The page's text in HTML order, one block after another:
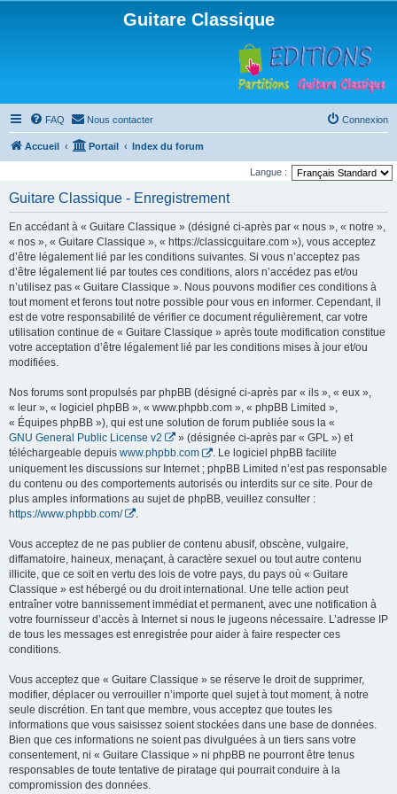
Guitare Classique
FAQ Nous contacter Connexion
Accueil Portail Index du forum
Langue :
Guitare Classique - Enregistrement
En accédant à « Guitare Classique » (désigné ci-après par « nous », « notre »,
« nos », « Guitare Classique », « https://classicguitare.com »), vous acceptez
d’être légalement lié par les conditions suivantes. Si vous n’acceptez pas
d’être légalement lié par toutes ces conditions, alors n’accédez pas et/ou
n’utilisez pas « Guitare Classique ». Nous pouvons modifier ces conditions à
tout moment et ferons tout notre possible pour vous en informer. Cependant, il
est de votre responsabilité de vérifier ce document régulièrement, car votre
utilisation continue de « Guitare Classique » après toute modification constitue
votre acceptation d’être légalement lié par les conditions mises à jour et/ou
modifiées.
Nos forums sont propulsés par phpBB (désigné ci-après par « ils », « eux »,
« leur », « logiciel phpBB », « www.phpbb.com », « phpBB Limited »,
« Équipes phpBB »), qui est une solution de forum publiée sous la «
GNU General Public License v2
» (désignée ci-après par « GPL ») et
téléchargeable depuis www.phpbb.com
. Le logiciel phpBB facilite
uniquement les discussions sur Internet ; phpBB Limited n’est pas responsable
du contenu ou des comportements autorisés ou interdits sur ce site. Pour de
plus amples informations au sujet de phpBB, veuillez consulter :
https://www.phpbb.com/
Vous acceptez de ne pas publier de contenu abusif, obscène, vulgaire,
diffamatoire, haineux, menaçant, à caractère sexuel ou tout autre contenu
illicite, que ce soit en vertu des lois de votre pays, du pays où « Guitare
Classique » est hébergé ou du droit international. Une telle action peut
entraîner votre bannissement immédiat et permanent, avec une notification à
votre fournisseur d’accès à Internet si nous le jugeons nécessaire. L’adresse IP
de tous les messages est enregistrée pour aider à faire respecter ces
conditions.
Vous acceptez que « Guitare Classique » se réserve le droit de supprimer,
modifier, déplacer ou verrouiller n’importe quel sujet à tout moment, à notre
seule discrétion. En tant que membre, vous acceptez que toutes les
informations que vous saisissez soient stockées dans une base de données.
Bien que ces informations ne soient pas divulguées à un tiers sans votre
consentement, ni « Guitare Classique » ni phpBB ne pourront être tenus
responsables de toute tentative de piratage qui pourrait conduire à la
compromission des données.